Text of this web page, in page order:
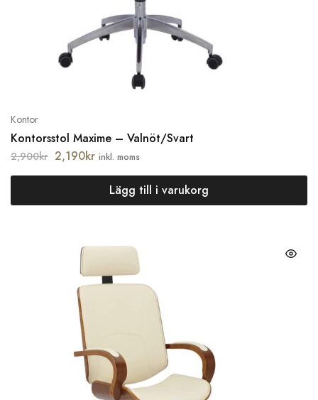
Kontor
Kontorsstol Maxime – Valnöt/Svart
2,900kr 2,190kr inkl. moms
Lägg till i varukorg